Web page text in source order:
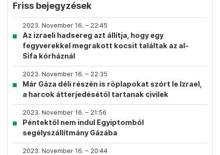
Friss bejegyzések
2023. November 16. – 22:45
Az izraeli hadsereg azt állítja, hogy egy
fegyverekkel megrakott kocsit találtak az al-
Sifa kórháznál
2023. November 16. – 22:35
Már Gáza déli részén is röplapokat szórt le Izrael,
a harcok átterjedésétől tartanak civilek
2023. November 16. – 21:56
Péntektől nem indul Egyiptomból
segélyszállítmány Gázába
2023. November 16. – 20:44